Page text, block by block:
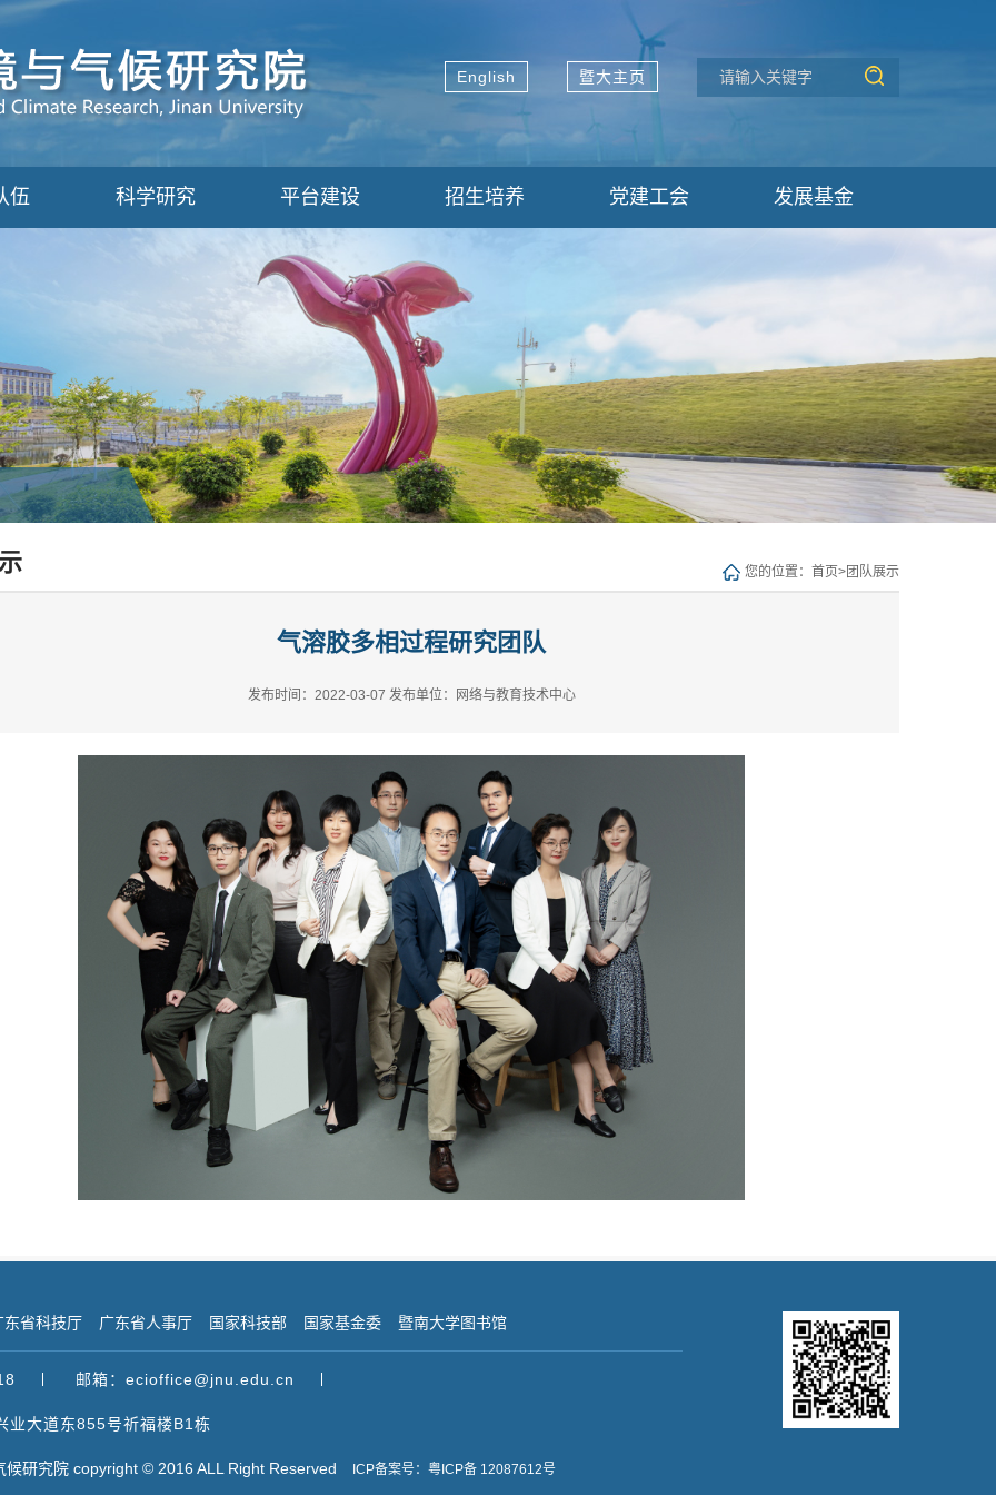
暨大主页
English
伍 科学研究 平台建设 招生培养 党建工会 发展基金
您的位置： 首页>团队展示
气溶胶多相过程研究团队
发布时间：2022-03-07 发布单位：网络与教育技术中心
东省科技厅 广东省人事厅 国家科技部 国家基金委 暨南大学图书馆
邮箱：ecioffice@jnu.edu.cn
业大道东855号祈福楼B1栋
候研究院 copyright © 2016 ALL Right Reserved ICP备案号：粤ICP备 12087612号